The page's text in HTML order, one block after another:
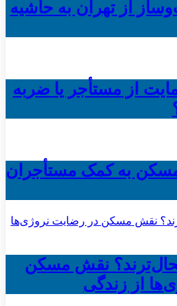
از تهران به حاشیه‌
از مستأجر یا ضربه
مسکن به کمک مستأجران
نقش مسکن
از زندگی